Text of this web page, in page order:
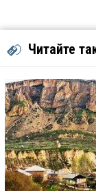
Читайте